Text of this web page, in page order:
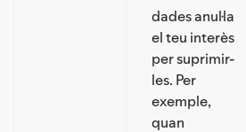
dades anul·la
el teu interès
per suprimir-
les. Per
exemple,
quan